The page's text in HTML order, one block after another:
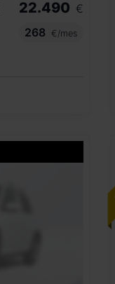
22.490 €
268
€/mes